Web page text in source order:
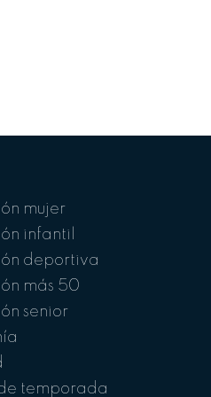
mujer
infantil
deportiva
más 50
senior
temporada